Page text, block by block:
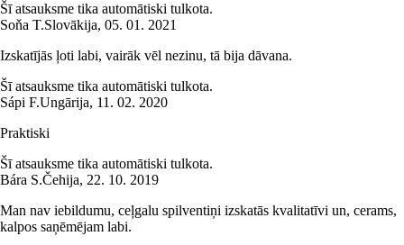
Šī atsauksme tika automātiski tulkota.
Soňa T.Slovākija, 05. 01. 2021
Izskatījās ļoti labi, vairāk vēl nezinu, tā bija dāvana.
Šī atsauksme tika automātiski tulkota.
Sápi F.Ungārija, 11. 02. 2020
Praktiski
Šī atsauksme tika automātiski tulkota.
Bára S.Čehija, 22. 10. 2019
Man nav iebildumu, ceļgalu spilventiņi izskatās kvalitatīvi un, cerams,
kalpos saņēmējam labi.